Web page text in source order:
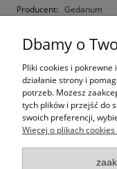
Producent: Gedanum
Opis
Opinie o
Rozmiar pocztówki:
Dbamy o
Pliki cookies i
działanie strony i
potrzeb. Możesz
tych plików i przejść do
swoich preferencji,
Więcej o plikach